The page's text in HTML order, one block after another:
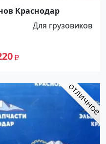
Краснодар
Для грузовиков